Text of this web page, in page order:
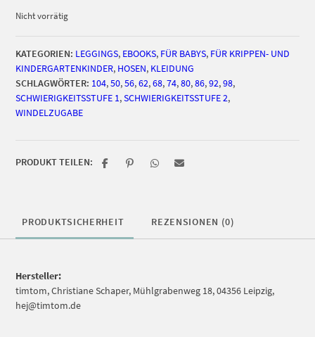
Nicht vorrätig
KATEGORIEN: LEGGINGS, EBOOKS, FÜR BABYS, FÜR KRIPPEN- UND
KINDERGARTENKINDER, HOSEN, KLEIDUNG
SCHLAGWÖRTER: 104,50,56,62,68,74,80,86,92,98,
SCHWIERIGKEITSSTUFE 1,SCHWIERIGKEITSSTUFE 2,
WINDELZUGABE
PRODUKT TEILEN:
PRODUKTSICHERHEIT REZENSIONEN (0)
Hersteller:
timtom, Christiane Schaper, Mühlgrabenweg 18, 04356 Leipzig,
hej@timtom.de